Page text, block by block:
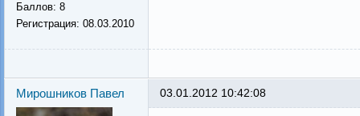
Баллов: 8
Регистрация: 08.03.2010
Мирошников Павел 03.01.2012 10:42:08